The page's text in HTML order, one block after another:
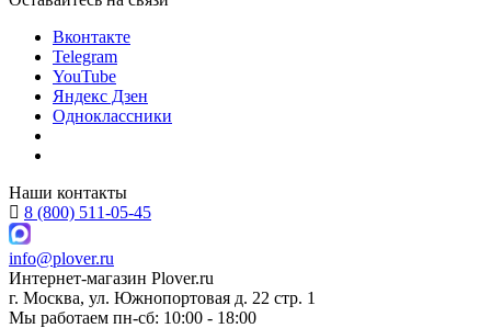
Вконтакте
Telegram
YouTube
Яндекс Дзен
Одноклассники
Наши контакты
8 (800) 511-05-45
info@plover.ru
Интернет-магазин Plover.ru
г. Москва, ул. Южнопортовая д. 22 стр. 1
Мы работаем пн-сб: 10:00 - 18:00